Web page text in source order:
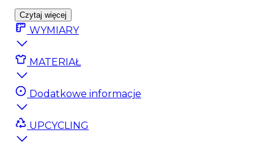
Czytaj więcej
WYMIARY
MATERIAŁ
Dodatkowe informacje
UPCYCLING